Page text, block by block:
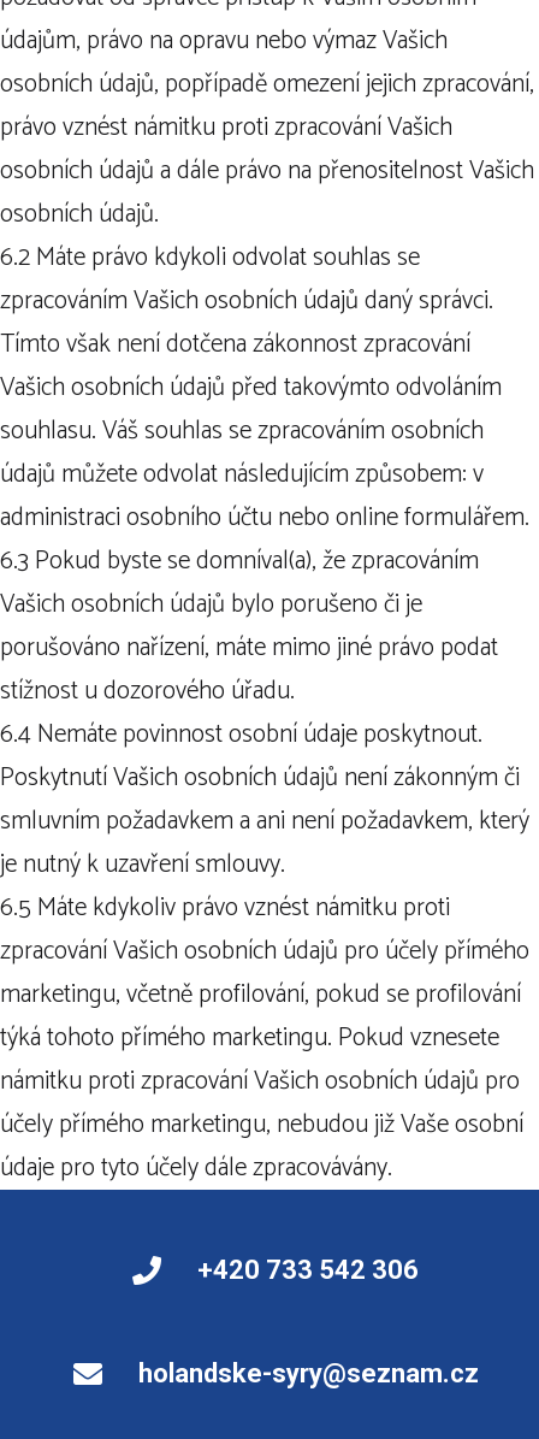
údajům, právo na opravu nebo výmaz Vašich
osobních údajů, popřípadě omezení jejich zpracování,
právo vznést námitku proti zpracování Vašich
osobních údajů a dále právo na přenositelnost Vašich
osobních údajů.
6.2 Máte právo kdykoli odvolat souhlas se
zpracováním Vašich osobních údajů daný správci.
Tímto však není dotčena zákonnost zpracování
Vašich osobních údajů před takovýmto odvoláním
souhlasu. Váš souhlas se zpracováním osobních
údajů můžete odvolat následujícím způsobem: v
administraci osobního účtu nebo online formulářem.
6.3 Pokud byste se domníval(a), že zpracováním
Vašich osobních údajů bylo porušeno či je
porušováno nařízení, máte mimo jiné právo podat
stížnost u dozorového úřadu.
6.4 Nemáte povinnost osobní údaje poskytnout.
Poskytnutí Vašich osobních údajů není zákonným či
smluvním požadavkem a ani není požadavkem, který
je nutný k uzavření smlouvy.
6.5 Máte kdykoliv právo vznést námitku proti
zpracování Vašich osobních údajů pro účely přímého
marketingu, včetně profilování, pokud se profilování
týká tohoto přímého marketingu. Pokud vznesete
námitku proti zpracování Vašich osobních údajů pro
účely přímého marketingu, nebudou již Vaše osobní
údaje pro tyto účely dále zpracovávány.
+420 733 542 306
holandske-syry@seznam.cz